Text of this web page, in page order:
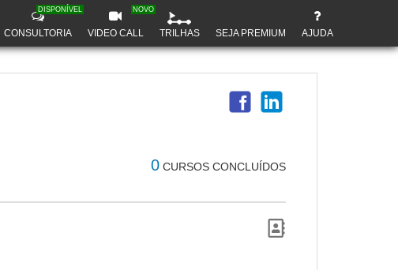
CONSULTORIA
DISPONÍVEL
VIDEO CALL
NOVO
TRILHAS SEJA PREMIUM AJUDA
0 CURSOS CONCLUÍDOS